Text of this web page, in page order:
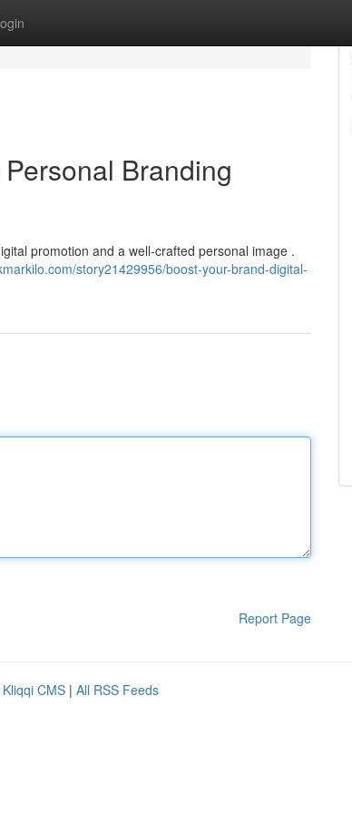
Branding
promotion and a well-crafted personal image .
story21429956/boost-your-brand-digital-
Report Page
Kliqqi CMS | All RSS Feeds